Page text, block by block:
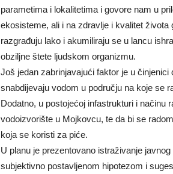
parametima i lokalitetima i govore nam u
ekosisteme, ali i na zdravlje i kvalitet
razgrađuju lako i akumiliraju se u lancu
obziljne štete ljudskom organizmu.
Još jedan zabrinjavajući faktor je u
snabdijevaju vodom u području na koje se
Dodatno, u postojećoj infastrukturi i načinu
vodoizvorište u Mojkovcu, te da bi se
koja se koristi za piće.
U planu je prezentovano istraživanje
subjektivno postavljenom hipotezom i